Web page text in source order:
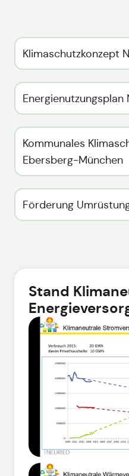
Klimaschutzkonzept
Energienutzungsplan
Kommunales
Ebersberg-München
Förderung
Stand